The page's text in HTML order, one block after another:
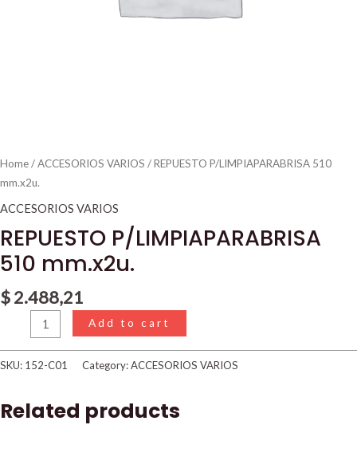
Home/ACCESORIOS VARIOS / REPUESTO P/LIMPIAPARABRISA 510
mm.x2u.
ACCESORIOS VARIOS
REPUESTO P/LIMPIAPARABRISA
510 mm.x2u.
$2.488,21
Add to cart
SKU: 152-C01 Category:ACCESORIOS VARIOS
Related products